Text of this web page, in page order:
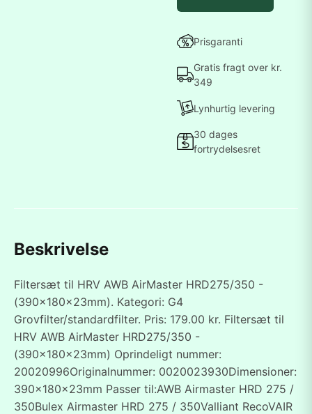
Prisgaranti
Gratis fragt over kr.
349
Lynhurtig levering
30 dages
fortrydelsesret
Beskrivelse
Filtersæt til HRV AWB AirMaster HRD275/350 -
(390x180x23mm). Kategori: G4
Grovfilter/standardfilter. Pris: 179.00 kr. Filtersæt til
HRV AWB AirMaster HRD275/350 -
(390x180x23mm) Oprindeligt nummer:
20020996Originalnummer: 0020023930Dimensioner:
390x180x23mm Passer til:AWB Airmaster HRD 275 /
350Bulex Airmaster HRD 275 / 350Valliant RecoVAIR